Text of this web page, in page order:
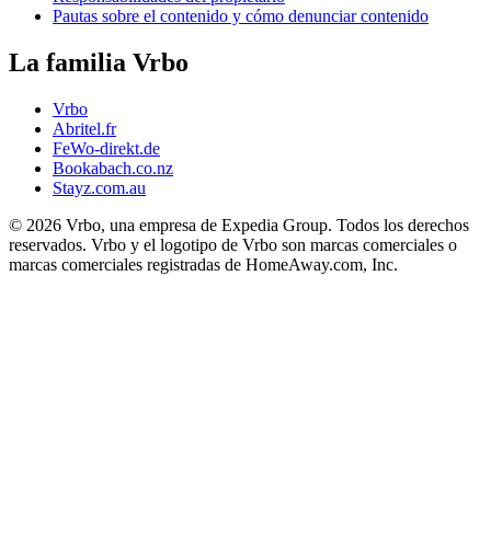
Pautas sobre el contenido y cómo denunciar contenido
La familia Vrbo
Vrbo
Abritel.fr
FeWo-direkt.de
Bookabach.co.nz
Stayz.com.au
© 2026 Vrbo, una empresa de Expedia Group. Todos los derechos
reservados. Vrbo y el logotipo de Vrbo son marcas comerciales o
marcas comerciales registradas de HomeAway.com, Inc.